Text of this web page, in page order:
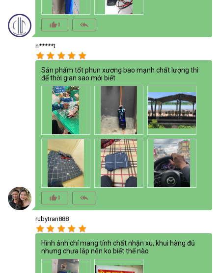
thumb_up_alt0 reply_all
n*****t
star star star star star
Sản phẩm tốt phun xương bao mạnh chất lượng thì
để thời gian sao mới biết
thumb_up_alt0 reply_all
rubytran888
star star star star star
Hình ảnh chỉ mang tính chất nhận xu, khui hàng đủ
nhưng chưa lắp nên ko biết thế nào